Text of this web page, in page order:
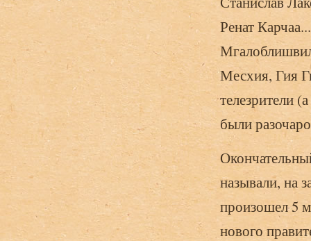
Ренат
Месхия, Гия
телезрители
были
называли, на
произошел 5
нового